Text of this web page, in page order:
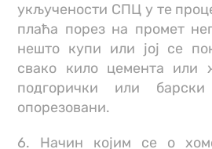
укључености СПЦ у те
плаћа порез на промет
нешто купи или јој се
свако кило цемента или
подгорички или
опорезовани.
6. Начин којим се о